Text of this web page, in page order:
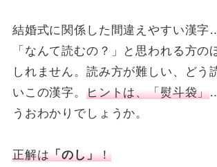
結婚式に関係した間違えやすい漢字
「なんて読むの？」と思われる方の
しれません。読み方が難しい、どう
いこの漢字。 ヒントは、「熨斗袋」
うおわかりでしょうか。
正解は「のし」！